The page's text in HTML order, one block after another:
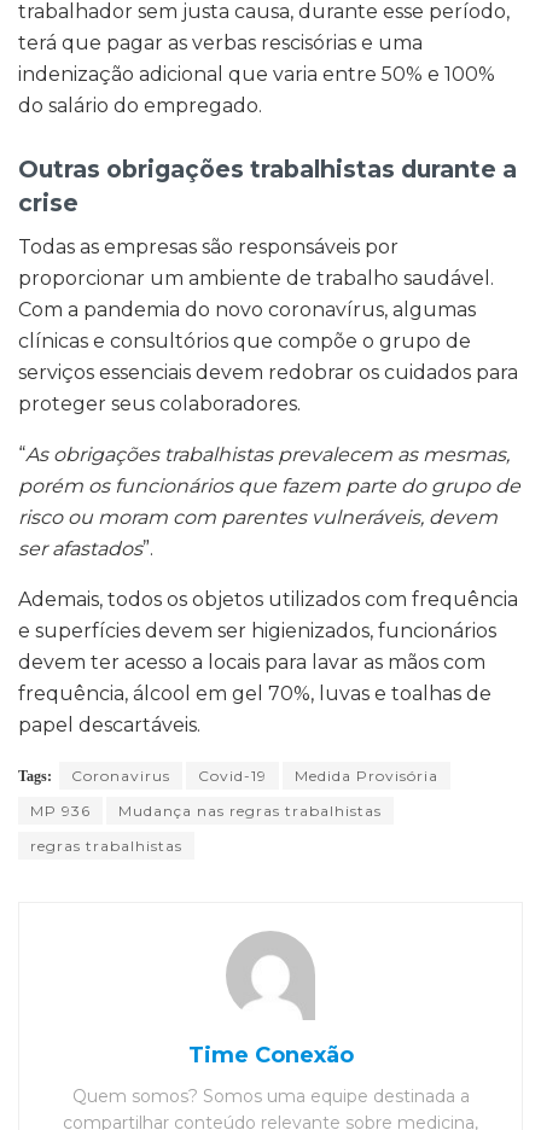
trabalhador sem justa causa, durante esse período,
terá que pagar as verbas rescisórias e uma
indenização adicional que varia entre 50% e 100%
do salário do empregado.
Outras obrigações trabalhistas durante a
crise
Todas as empresas são responsáveis por
proporcionar um ambiente de trabalho saudável.
Com a pandemia do novo coronavírus, algumas
clínicas e consultórios que compõe o grupo de
serviços essenciais devem redobrar os cuidados para
proteger seus colaboradores.
“As obrigações trabalhistas prevalecem as mesmas,
porém os funcionários que fazem parte do grupo de
risco ou moram com parentes vulneráveis, devem
ser afastados”.
Ademais, todos os objetos utilizados com frequência
e superfícies devem ser higienizados, funcionários
devem ter acesso a locais para lavar as mãos com
frequência, álcool em gel 70%, luvas e toalhas de
papel descartáveis.
Tags: Coronavirus Covid-19
Medida Provisória
MP 936
Mudança nas regras trabalhistas
regras trabalhistas
Time Conexão
Quem somos? Somos uma equipe destinada a
compartilhar conteúdo relevante sobre medicina,